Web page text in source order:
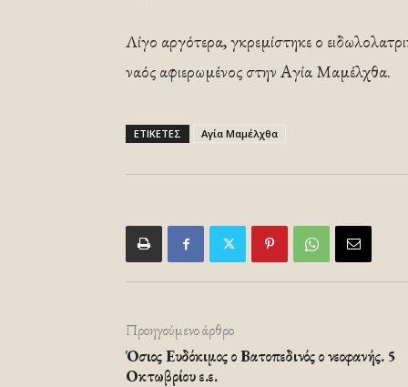
Λίγο αργότερα, γκρεμίστηκε ο
ναός αφιερωμένος στην Αγία Μαμέλχθα.
ΕΤΙΚΕΤΕΣ Αγία Μαμέλχθα
Προηγούμενο άρθρο
Όσιος Ευδόκιμος ο Βατοπεδινός ο νεοφανής. 5
Οκτωβρίου ε.ε.